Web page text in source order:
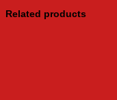
Related products